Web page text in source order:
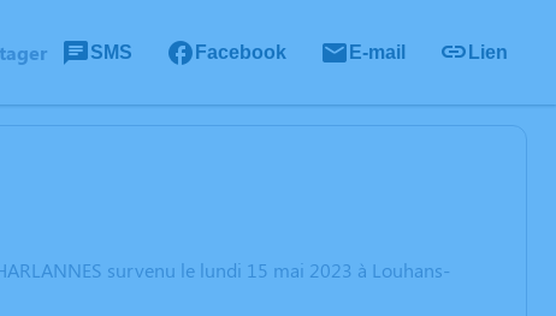
SMS Facebook E-mail Lien
survenu le lundi 15 mai 2023 à Louhans-